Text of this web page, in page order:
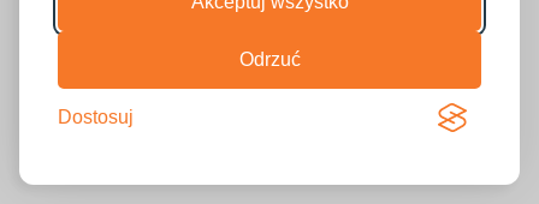
Odrzuć
Dostosuj